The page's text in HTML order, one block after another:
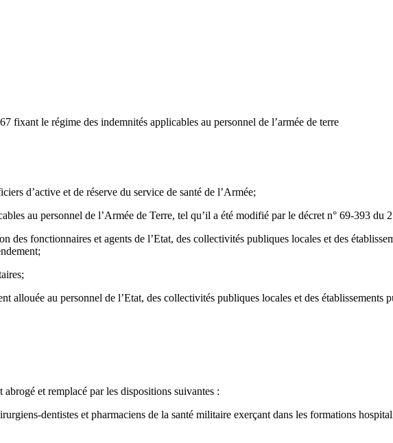
le régime des indemnités applicables au personnel de l’armée de terre
d’active et de réserve du service de santé de l’Armée;
au personnel de l’Armée de Terre, tel qu’il a été modifié par le décret n° 69-393 du
fonctionnaires et agents de l’Etat, des collectivités publiques locales et des
au personnel de l’Etat, des collectivités publiques locales et des établissements
et remplacé par les dispositions suivantes :
dentistes et pharmaciens de la santé militaire exerçant dans les formations